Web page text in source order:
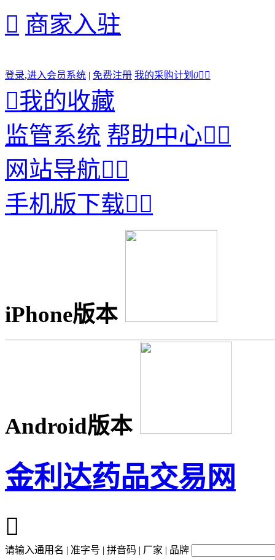
 商家入驻
登录,进入会员系统 | 免费注册 我的采购计划 0 
我的收藏
监管系统 帮助中心
网站导航
手机版下载
iPhone版本
Android版本
金利达药品交易网

请输入通用名 | 准字号 | 拼音码 | 厂家 | 品牌